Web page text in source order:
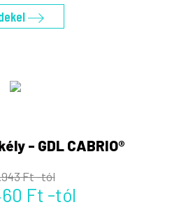
- GDL CABRIO®
Ft -tól
Ft -tól